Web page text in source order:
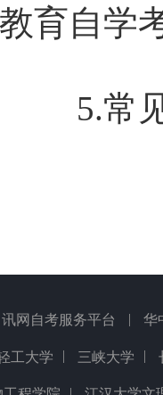
自学考
5.常见
讯网自考服务平台 | 华
工大学 | 三峡大学 |